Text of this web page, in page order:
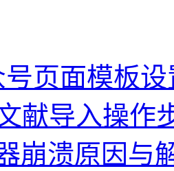
页面模板
献导入操作
崩溃原因与